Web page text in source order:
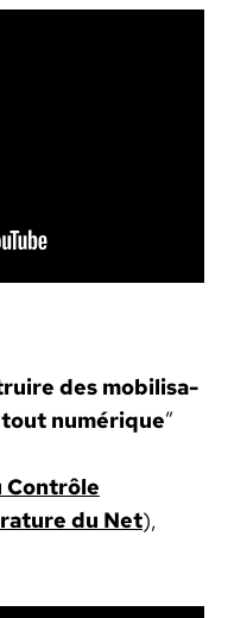
des mobil­i­sa­
numérique”
Con­trôle
du Net),